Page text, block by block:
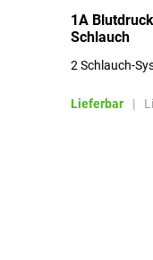
1A
Schlauch
2 Schlauch-
Lieferbar |